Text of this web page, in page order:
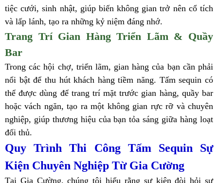
tiệc cưới, sinh nhật, giúp biến không gian trở nên cổ tích
và lấp lánh, tạo ra những kỷ niệm đáng nhớ.
Trang Trí Gian Hàng Triển Lãm & Quầy
Bar
Trong các hội chợ, triển lãm, gian hàng của bạn cần phải
nổi bật để thu hút khách hàng tiềm năng. Tấm sequin có
thể được dùng để trang trí mặt trước gian hàng, quầy bar
hoặc vách ngăn, tạo ra một không gian rực rỡ và chuyên
nghiệp, giúp thương hiệu của bạn tỏa sáng giữa hàng loạt
đối thủ.
Quy Trình Thi Công Tấm Sequin Sự
Kiện Chuyên Nghiệp Từ Gia Cường
Tại Gia Cường, chúng tôi hiểu rằng sự kiện đòi hỏi sự